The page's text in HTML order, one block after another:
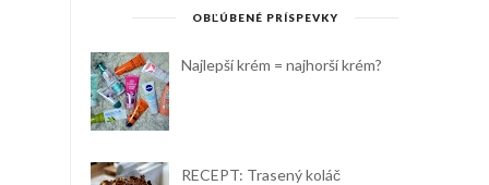
OBĽÚBENÉ PRÍSPEVKY
Najlepší krém = najhorší krém?
RECEPT: Trasený koláč